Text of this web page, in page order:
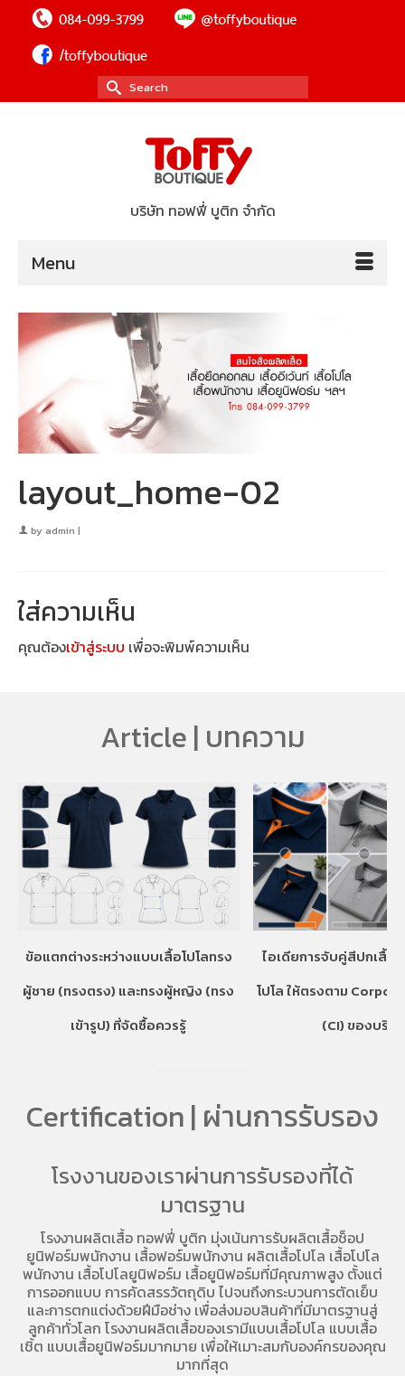
Search
for:
บริษัท ทอฟฟี่ บูติก จำกัด
Menu
layout_home-02
by admin |
ใส่ความเห็น
คุณต้องเข้าสู่ระบบ เพื่อจะพิมพ์ความเห็น
Article | บทความ
ข้อแตกต่างระหว่างแบบเสื้อโปโลทรง
ผู้ชาย (ทรงตรง) และทรงผู้หญิง (ทรง
เข้ารูป) ที่จัดซื้อควรรู้
ไอเดียการจับคู่สีปกเสื้อ
โปโล ให้ตรงตาม
(CI) ของบริษัท
Certification | ผ่านการรับรอง
โรงงานของเราผ่านการรับรองที่ได้
มาตรฐาน
โรงงานผลิตเสื้อ ทอฟฟี่ บูติก มุ่งเน้นการรับผลิตเสื้อช็อป
ยูนิฟอร์มพนักงาน เสื้อฟอร์มพนักงาน ผลิตเสื้อโปโล เสื้อโปโล
พนักงาน เสื้อโปโลยูนิฟอร์ม เสื้อยูนิฟอร์มที่มีคุณภาพสูง ตั้งแต่
การออกแบบ การคัดสรรวัตถุดิบ ไปจนถึงกระบวนการตัดเย็บ
และการตกแต่งด้วยฝีมือช่าง เพื่อส่งมอบสินค้าที่มีมาตรฐานสู่
ลูกค้าทั่วโลก โรงงานผลิตเสื้อของเรามีแบบเสื้อโปโล แบบเสื้อ
เชิ้ต แบบเสื้อยูนิฟอร์มมากมาย เพื่อให้เมาะสมกับองค์กรของคุณ
มากที่สุด